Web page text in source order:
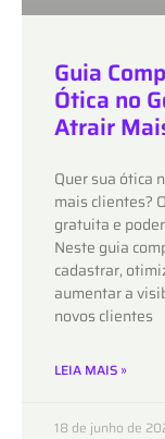
Guia
Ótica no
Atrair
Quer sua ótica
mais clientes?
gratuita e
Neste guia
cadastrar,
aumentar a
novos clientes
LEIA MAIS »
18 de junho de